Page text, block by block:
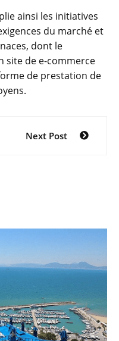
ainsi les initiatives
du marché et
dont le
site de e-commerce
de prestation de
Next Post